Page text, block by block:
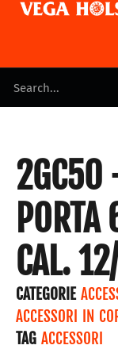
2GC50
PORTA
CAL.
CATEGORIE
ACCESSORI IN
TAG ACCESSORI